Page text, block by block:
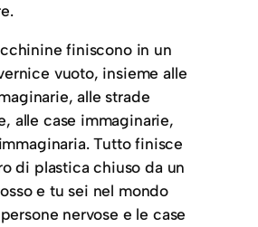
finiscono in un
vuoto, insieme alle
alle strade
alle case immaginarie,
Tutto finisce
di plastica chiuso da un
e tu sei nel mondo
nervose e le case